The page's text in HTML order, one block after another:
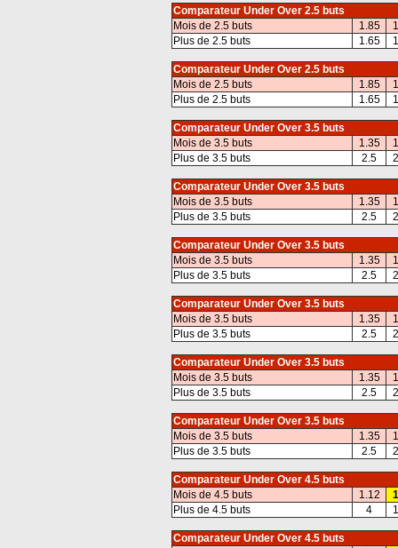
Comparateur Under Over 2.5 buts
Mois de 2.5 buts
1.85
Plus de 2.5 buts
1.65
Comparateur Under Over 2.5 buts
Mois de 2.5 buts
1.85
Plus de 2.5 buts
1.65
Comparateur Under Over 3.5 buts
Mois de 3.5 buts
1.35
Plus de 3.5 buts
2.5
Comparateur Under Over 3.5 buts
Mois de 3.5 buts
1.35
Plus de 3.5 buts
2.5
Comparateur Under Over 3.5 buts
Mois de 3.5 buts
1.35
Plus de 3.5 buts
2.5
Comparateur Under Over 3.5 buts
Mois de 3.5 buts
1.35
Plus de 3.5 buts
2.5
Comparateur Under Over 3.5 buts
Mois de 3.5 buts
1.35
Plus de 3.5 buts
2.5
Comparateur Under Over 3.5 buts
Mois de 3.5 buts
1.35
Plus de 3.5 buts
2.5
Comparateur Under Over 4.5 buts
Mois de 4.5 buts
1.12
Plus de 4.5 buts
4
Comparateur Under Over 4.5 buts